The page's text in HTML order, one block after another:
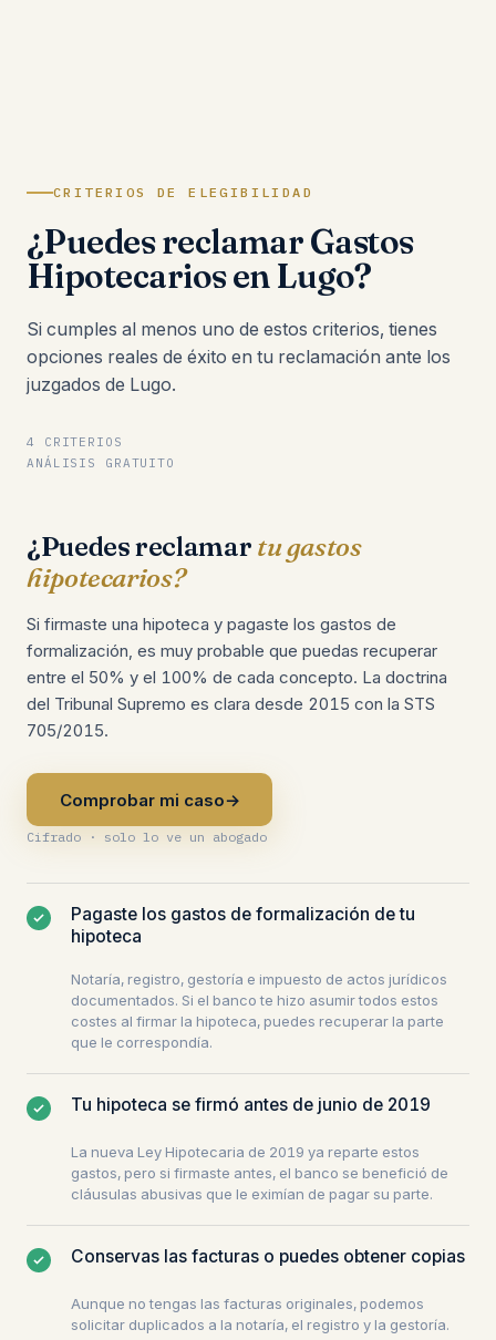
CRITERIOS DE ELEGIBILIDAD
¿Puedes reclamar Gastos
Hipotecarios en Lugo?
Si cumples al menos uno de estos criterios, tienes
opciones reales de éxito en tu reclamación ante los
juzgados de Lugo.
4 CRITERIOS
ANÁLISIS GRATUITO
¿Puedes reclamar tu gastos
hipotecarios?
Si firmaste una hipoteca y pagaste los gastos de
formalización, es muy probable que puedas recuperar
entre el 50% y el 100% de cada concepto. La doctrina
del Tribunal Supremo es clara desde 2015 con la STS
705/2015.
Comprobar mi caso→
Cifrado · solo lo ve un abogado
Pagaste los gastos de formalización de tu
hipoteca
Notaría, registro, gestoría e impuesto de actos jurídicos
documentados. Si el banco te hizo asumir todos estos
costes al firmar la hipoteca, puedes recuperar la parte
que le correspondía.
Tu hipoteca se firmó antes de junio de 2019
La nueva Ley Hipotecaria de 2019 ya reparte estos
gastos, pero si firmaste antes, el banco se benefició de
cláusulas abusivas que le eximían de pagar su parte.
Conservas las facturas o puedes obtener copias
Aunque no tengas las facturas originales, podemos
solicitar duplicados a la notaría, el registro y la gestoría.